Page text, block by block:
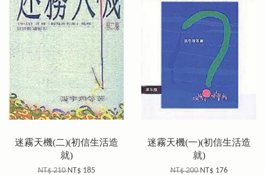
迷霧天機(二)(初信生活造
就)
NT$ 210NT$ 185
迷霧天機(一)(初信生活造
就)
NT$ 200NT$ 176